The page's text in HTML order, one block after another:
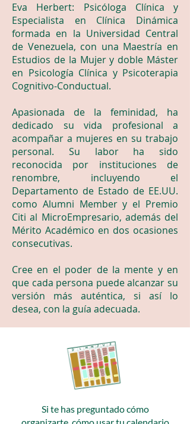
Eva Herbert: Psicóloga Clínica y
Especialista en Clínica Dinámica
formada en la Universidad Central
de Venezuela, con una Maestría en
Estudios de la Mujer y doble Máster
en Psicología Clínica y Psicoterapia
Cognitivo-Conductual.
Apasionada de la feminidad, ha
dedicado su vida profesional a
acompañar a mujeres en su trabajo
personal. Su labor ha sido
reconocida por instituciones de
renombre, incluyendo el
Departamento de Estado de EE.UU.
como Alumni Member y el Premio
Citi al MicroEmpresario, además del
Mérito Académico en dos ocasiones
consecutivas.
Cree en el poder de la mente y en
que cada persona puede alcanzar su
versión más auténtica, si así lo
desea, con la guía adecuada.
Si te has preguntado cómo